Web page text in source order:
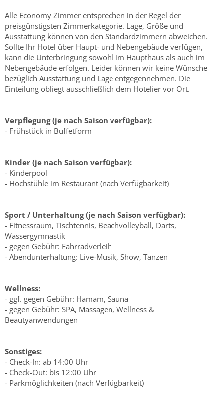
Alle Economy Zimmer entsprechen in der Regel der
preisgünstigsten Zimmerkategorie. Lage, Größe und
Ausstattung können von den Standardzimmern abweichen.
Sollte Ihr Hotel über Haupt- und Nebengebäude verfügen,
kann die Unterbringung sowohl im Haupthaus als auch im
Nebengebäude erfolgen. Leider können wir keine Wünsche
bezüglich Ausstattung und Lage entgegennehmen. Die
Einteilung obliegt ausschließlich dem Hotelier vor Ort.
Verpflegung (je nach Saison verfügbar):
- Frühstück in Buffetform
Kinder (je nach Saison verfügbar):
- Kinderpool
- Hochstühle im Restaurant (nach Verfügbarkeit)
Sport / Unterhaltung (je nach Saison verfügbar):
- Fitnessraum, Tischtennis, Beachvolleyball, Darts,
Wassergymnastik
- gegen Gebühr: Fahrradverleih
- Abendunterhaltung: Live-Musik, Show, Tanzen
Wellness:
- ggf. gegen Gebühr: Hamam, Sauna
- gegen Gebühr: SPA, Massagen, Wellness &
Beautyanwendungen
Sonstiges:
- Check-In: ab 14:00 Uhr
- Check-Out: bis 12:00 Uhr
- Parkmöglichkeiten (nach Verfügbarkeit)